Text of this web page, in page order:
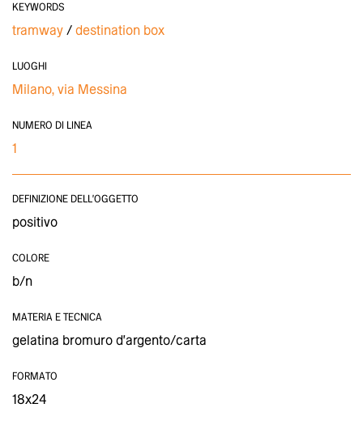
KEYWORDS
tramway destination box
LUOGHI
Milano, via Messina
NUMERO DI LINEA
1
DEFINIZIONE DELL'OGGETTO
positivo
COLORE
b/n
MATERIA E TECNICA
gelatina bromuro d'argento/carta
FORMATO
18x24